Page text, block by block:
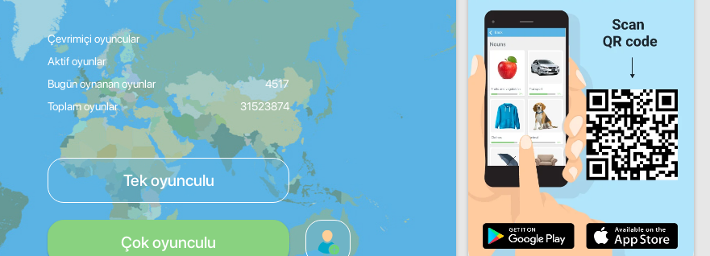
Çevrimiçi oyuncular
Aktif oyunlar
Bugün oynanan oyunlar
4517
Toplam oyunlar
31523874
Tek oyunculu
Çok oyunculu
Ça Pe
Ct Pa
Günlük ilerleme
Aylık ilerleme
Genel ilerleme